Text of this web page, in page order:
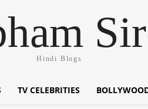
Hindi Blogs
TV CELEBRITIES